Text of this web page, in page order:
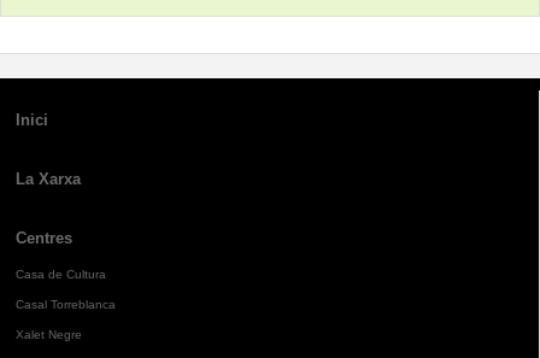
Inici
La Xarxa
Centres
Casa de Cultura
Casal Torreblanca
Xalet Negre